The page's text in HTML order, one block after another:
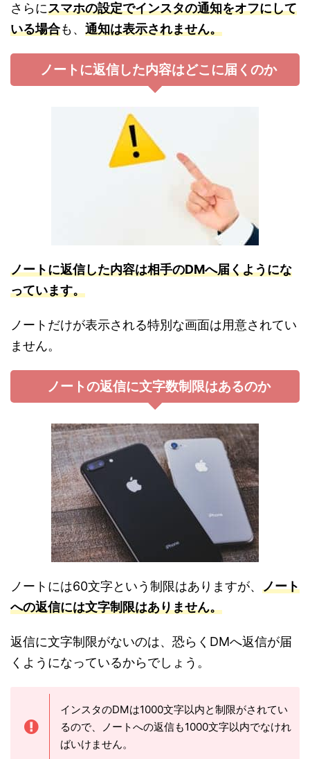
さらにスマホの設定でインスタの通知をオフにして
いる場合も、 通知は表示されません。
ノートに返信した内容はどこに届くのか
ノートに返信した内容は相手のDMへ届くようにな
っています。
ノートだけが表示される特別な画面は用意されてい
ません。
ノートの返信に文字数制限はあるのか
ノートには60文字という制限はありますが、 ノート
への返信には文字制限はありません。
返信に文字制限がないのは、恐らくDMへ返信が届
くようになっているからでしょう。
インスタのDMは1000文字以内と制限がされてい
るので、ノートへの返信も1000文字以内でなけれ
ばいけません。